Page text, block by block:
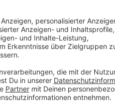
Künstler, die seit Jahren für
Stimmung stehen. Seite an
wie vielfältig, modern und
Von mitreißenden Party-
das gesamte musikalische
ausgewählt, um die perfekte
Egal ob alteingesessener Jeck